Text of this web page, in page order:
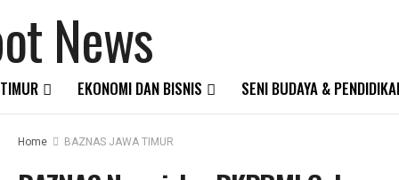
EKONOMI DAN BISNIS SENI BUDAYA &
Home BAZNAS JAWA TIMUR